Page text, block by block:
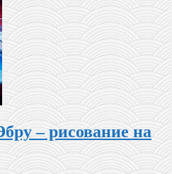
– рисование на